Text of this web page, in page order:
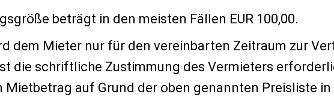
beträgt in den meisten Fällen EUR 100,00.
dem Mieter nur für den vereinbarten Zeitraum zur
die schriftliche Zustimmung des Vermieters
Mietbetrag auf Grund der oben genannten Preisliste